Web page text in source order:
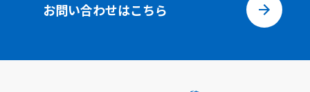
お問い合わせはこちら